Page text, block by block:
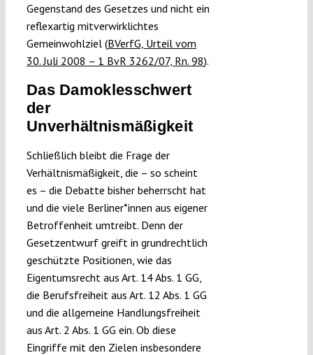
Gegenstand des Gesetzes und nicht ein
reflexartig mitverwirklichtes
Gemeinwohlziel (BVerfG, Urteil vom
30. Juli 2008 – 1 BvR 3262/07, Rn. 98).
Das Damoklesschwert
der
Unverhältnismäßigkeit
Schließlich bleibt die Frage der
Verhältnismäßigkeit, die – so scheint
es – die Debatte bisher beherrscht hat
und die viele Berliner*innen aus eigener
Betroffenheit umtreibt. Denn der
Gesetzentwurf greift in grundrechtlich
geschützte Positionen, wie das
Eigentumsrecht aus Art. 14 Abs. 1 GG,
die Berufsfreiheit aus Art. 12 Abs. 1 GG
und die allgemeine Handlungsfreiheit
aus Art. 2 Abs. 1 GG ein. Ob diese
Eingriffe mit den Zielen insbesondere